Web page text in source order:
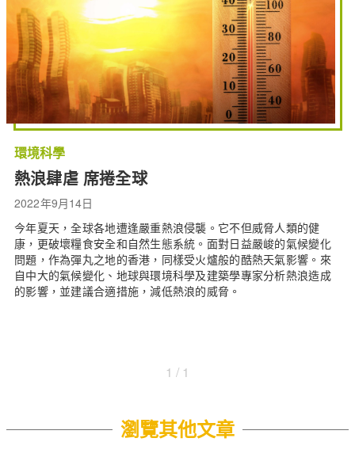
環境科學
熱浪肆虐 席捲全球
2022年9月14日
今年夏天，全球各地遭逢嚴重熱浪侵襲。它不但威脅人類的健
康，更破壞糧食安全和自然生態系統。面對日益嚴峻的氣候變化
問題，作為彈丸之地的香港，同樣受火爐般的酷熱天氣影響。來
自中大的氣候變化、地球與環境科學及建築學專家分析熱浪造成
的影響，並建議合適措施，減低熱浪的威脅。
1 / 1
瀏覽其他文章